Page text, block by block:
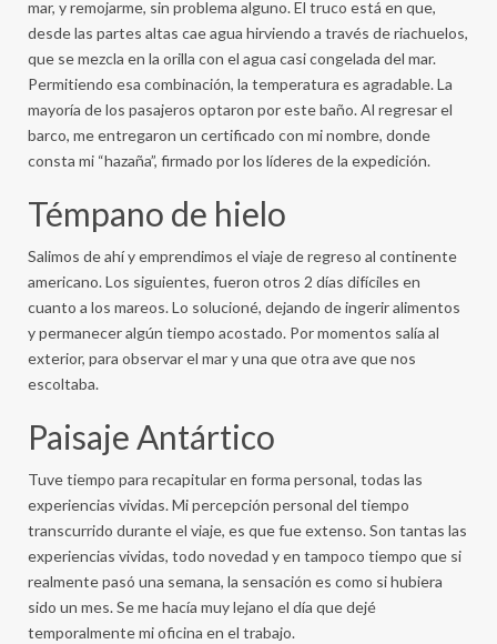
mar, y remojarme, sin problema alguno. El truco está en que,
desde las partes altas cae agua hirviendo a través de riachuelos,
que se mezcla en la orilla con el agua casi congelada del mar.
Permitiendo esa combinación, la temperatura es agradable. La
mayoría de los pasajeros optaron por este baño. Al regresar el
barco, me entregaron un certificado con mi nombre, donde
consta mi “hazaña”, firmado por los líderes de la expedición.
Témpano de hielo
Salimos de ahí y emprendimos el viaje de regreso al continente
americano. Los siguientes, fueron otros 2 días difíciles en
cuanto a los mareos. Lo solucioné, dejando de ingerir alimentos
y permanecer algún tiempo acostado. Por momentos salía al
exterior, para observar el mar y una que otra ave que nos
escoltaba.
Paisaje Antártico
Tuve tiempo para recapitular en forma personal, todas las
experiencias vividas. Mi percepción personal del tiempo
transcurrido durante el viaje, es que fue extenso. Son tantas las
experiencias vividas, todo novedad y en tampoco tiempo que si
realmente pasó una semana, la sensación es como si hubiera
sido un mes. Se me hacía muy lejano el día que dejé
temporalmente mi oficina en el trabajo.